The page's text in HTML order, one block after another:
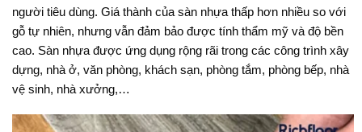
người tiêu dùng. Giá thành của sàn nhựa thấp hơn nhiều so với
gỗ tự nhiên, nhưng vẫn đảm bảo được tính thẩm mỹ và độ bền
cao. Sàn nhựa được ứng dụng rộng rãi trong các công trình xây
dựng, nhà ở, văn phòng, khách sạn, phòng tắm, phòng bếp, nhà
vệ sinh, nhà xưởng,…